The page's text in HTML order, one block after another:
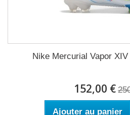
Nike Mercurial Vapor
152,00 €
Ajouter au panier